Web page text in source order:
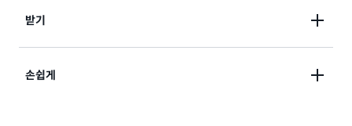
기계 학습(ML) 모델을 사용하여 자체 디바이스의 동작
받기
감사가 실패하거나 동작 이상이 감지될 때 보안 알림을
손쉽게